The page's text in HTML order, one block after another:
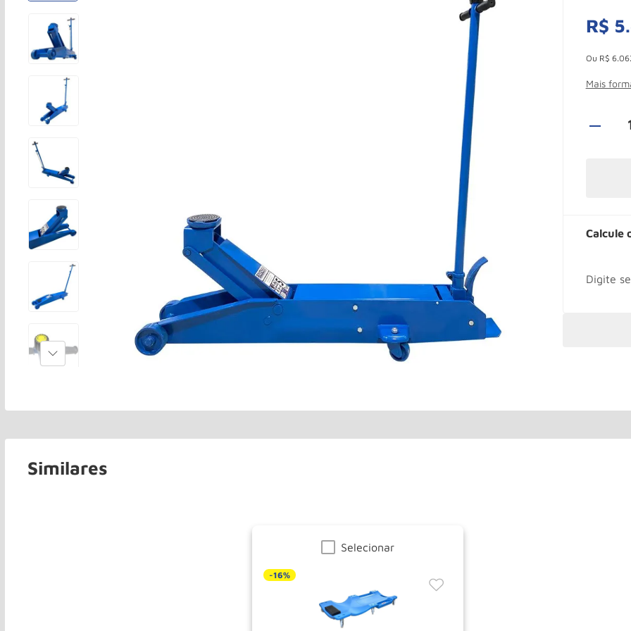
R$ 5.
Ou R$ 6.
Mais
Calcule
Similares
Selecionar
-16%